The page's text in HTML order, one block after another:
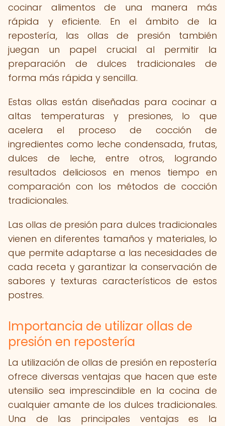
cocinar alimentos de una manera más
rápida y eficiente. En el ámbito de la
repostería, las ollas de presión también
juegan un papel crucial al permitir la
preparación de dulces tradicionales de
forma más rápida y sencilla.
Estas ollas están diseñadas para cocinar a
altas temperaturas y presiones, lo que
acelera el proceso de cocción de
ingredientes como leche condensada, frutas,
dulces de leche, entre otros, logrando
resultados deliciosos en menos tiempo en
comparación con los métodos de cocción
tradicionales.
Las ollas de presión para dulces tradicionales
vienen en diferentes tamaños y materiales, lo
que permite adaptarse a las necesidades de
cada receta y garantizar la conservación de
sabores y texturas característicos de estos
postres.
Importancia de utilizar ollas de
presión en repostería
La utilización de ollas de presión en repostería
ofrece diversas ventajas que hacen que este
utensilio sea imprescindible en la cocina de
cualquier amante de los dulces tradicionales.
Una de las principales ventajas es la